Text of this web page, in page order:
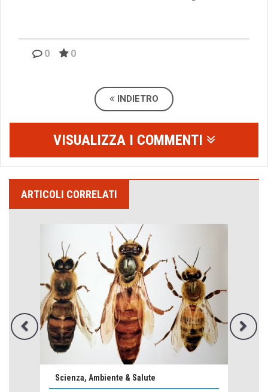
0 0
INDIETRO
VISUALIZZA I COMMENTI
ARTICOLI CORRELATI
Scienza, Ambiente & Salute
Hotels, B&B e Ristoranti... 10 & lode
Le nostre recensioni
Bolzano: L'Eisenhut Boutique Hotel
Oasi di piacere
Teodorico, sovrano illuminato
1500 anni dalla morte
Seconde case cambiano le scelte degli italiani